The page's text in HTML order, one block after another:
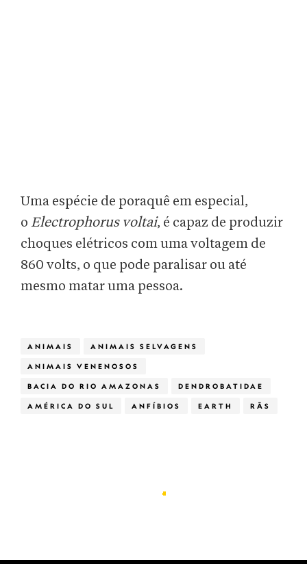
Uma espécie de poraquê em especial,
o Electrophorus voltai, é capaz de produzir
choques elétricos com uma voltagem de
860 volts, o que pode paralisar ou até
mesmo matar uma pessoa.
ANIMAIS ANIMAIS SELVAGENS
ANIMAIS VENENOSOS
BACIA DO RIO AMAZONAS DENDROBATIDAE
AMÉRICA DO SUL ANFÍBIOS EARTH RÃS